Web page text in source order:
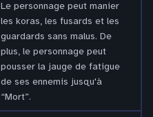
Le personnage peut manier
les koras, les fusards et les
guardards sans malus. De
plus, le personnage peut
pousser la jauge de fatigue
de ses ennemis jusqu'à
“Mort”.